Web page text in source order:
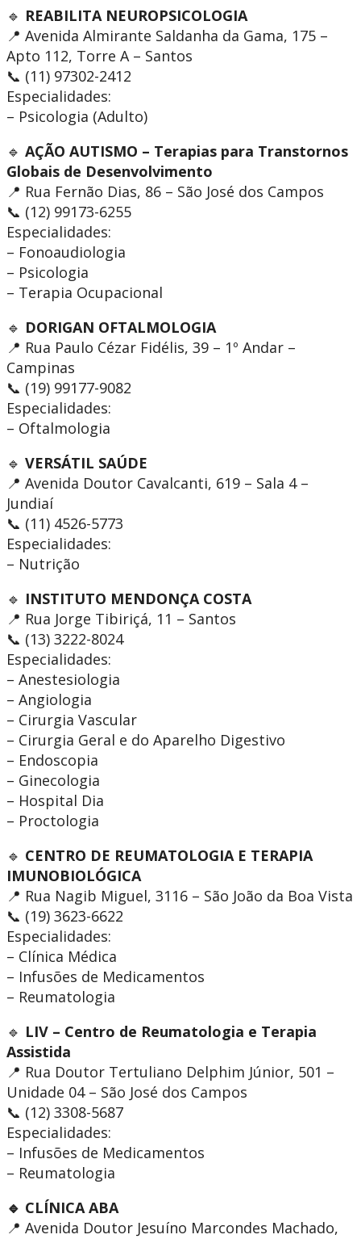
🔹 REABILITA NEUROPSICOLOGIA
📍 Avenida Almirante Saldanha da Gama, 175 –
Apto 112, Torre A – Santos
📞 (11) 97302-2412
Especialidades:
– Psicologia (Adulto)
🔹 AÇÃO AUTISMO – Terapias para Transtornos
Globais de Desenvolvimento
📍 Rua Fernão Dias, 86 – São José dos Campos
📞 (12) 99173-6255
Especialidades:
– Fonoaudiologia
– Psicologia
– Terapia Ocupacional
🔹 DORIGAN OFTALMOLOGIA
📍 Rua Paulo Cézar Fidélis, 39 – 1º Andar –
Campinas
📞 (19) 99177-9082
Especialidades:
– Oftalmologia
🔹 VERSÁTIL SAÚDE
📍 Avenida Doutor Cavalcanti, 619 – Sala 4 –
Jundiaí
📞 (11) 4526-5773
Especialidades:
– Nutrição
🔹 INSTITUTO MENDONÇA COSTA
📍 Rua Jorge Tibiriçá, 11 – Santos
📞 (13) 3222-8024
Especialidades:
– Anestesiologia
– Angiologia
– Cirurgia Vascular
– Cirurgia Geral e do Aparelho Digestivo
– Endoscopia
– Ginecologia
– Hospital Dia
– Proctologia
🔹 CENTRO DE REUMATOLOGIA E TERAPIA
IMUNOBIOLÓGICA
📍 Rua Nagib Miguel, 3116 – São João da Boa Vista
📞 (19) 3623-6622
Especialidades:
– Clínica Médica
– Infusões de Medicamentos
– Reumatologia
🔹 LIV – Centro de Reumatologia e Terapia
Assistida
📍 Rua Doutor Tertuliano Delphim Júnior, 501 –
Unidade 04 – São José dos Campos
📞 (12) 3308-5687
Especialidades:
– Infusões de Medicamentos
– Reumatologia
🔹 CLÍNICA ABA
📍 Avenida Doutor Jesuíno Marcondes Machado,